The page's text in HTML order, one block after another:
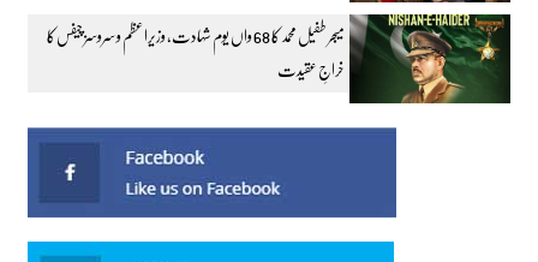
میجر طفیل محمد کا 68 واں یوم شہادت، وزیراعظم و سروسز چیفس کا
خراجِ عقیدت